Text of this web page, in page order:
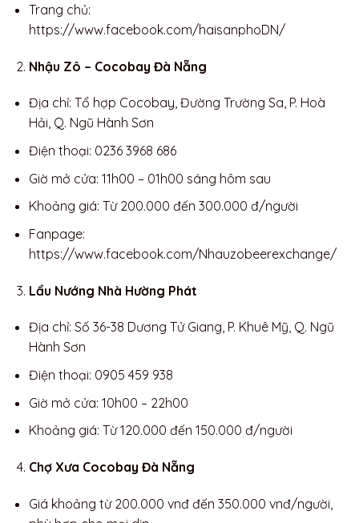
Trang chủ:
https://www.facebook.com/haisanphoDN/
Nhậu Zô – Cocobay Đà Nẵng
Địa chỉ: Tổ hợp Cocobay, Đường Trường Sa, P. Hoà
Hải, Q. Ngũ Hành Sơn
Điện thoại: 0236 3968 686
Giờ mở cửa: 11h00 – 01h00 sáng hôm sau
Khoảng giá: Từ 200.000 đến 300.000 đ/người
Fanpage:
https://www.facebook.com/Nhauzobeerexchange/
Lẩu Nướng Nhà Hường Phát
Địa chỉ: Số 36-38 Dương Tử Giang, P. Khuê Mỹ, Q. Ngũ
Hành Sơn
Điện thoại: 0905 459 938
Giờ mở cửa: 10h00 – 22h00
Khoảng giá: Từ 120.000 đến 150.000 đ/người
Chợ Xưa Cocobay Đà Nẵng
Giá khoảng từ 200.000 vnđ đến 350.000 vnđ/người,